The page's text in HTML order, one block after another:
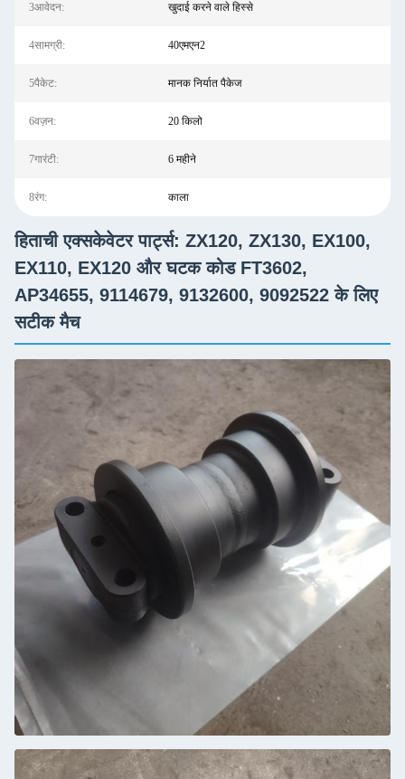
3आवेदन: खुदाई करने वाले हिस्से
4सामग्री: 40एमएन2
5पैकेट: मानक निर्यात पैकेज
6वज़न: 20 किलो
7गारंटी: 6 महीने
8रंग: काला
हिताची एक्सकेवेटर पार्ट्स: ZX120, ZX130, EX100,
EX110, EX120 और घटक कोड FT3602,
AP34655, 9114679, 9132600, 9092522 के लिए
सटीक मैच